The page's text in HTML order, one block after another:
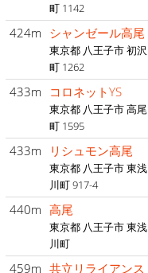
町 1142
424m シャンゼール高尾
東京都 八王子市 初沢
町 1262
433m コロネットYS
東京都 八王子市 高尾
町 1595
433m リシュモン高尾
東京都 八王子市 東浅
川町 917-4
440m 高尾
東京都 八王子市 東浅
川町
459m 共立リライアンス